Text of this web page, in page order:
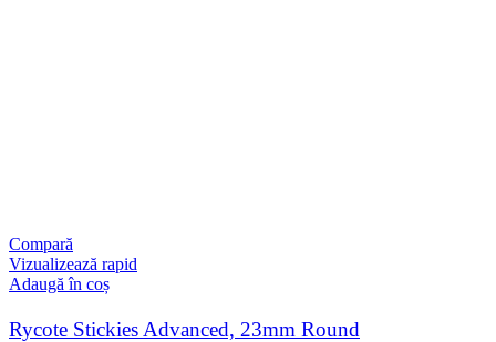
Compară
Vizualizează rapid
Adaugă în coș
Rycote Stickies Advanced, 23mm Round